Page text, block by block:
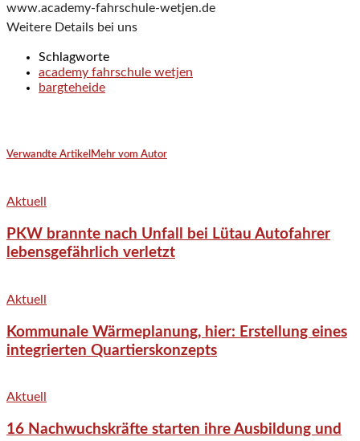
www.academy-fahrschule-wetjen.de
Weitere Details bei uns
Schlagworte
academy fahrschule wetjen
bargteheide
Verwandte Artikel Mehr vom Autor
Aktuell
PKW brannte nach Unfall bei Lütau Autofahrer
lebensgefährlich verletzt
Aktuell
Kommunale Wärmeplanung, hier: Erstellung eines
integrierten Quartierskonzepts
Aktuell
16 Nachwuchskräfte starten ihre Ausbildung und